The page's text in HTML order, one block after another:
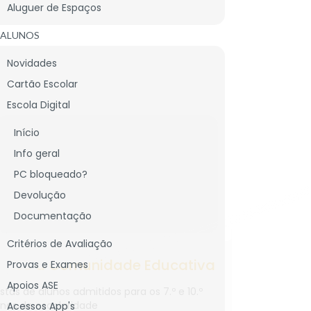
Aluguer de Espaços
ALUNOS
Novidades
Cartão Escolar
Escola Digital
Início
Info geral
PC bloqueado?
Devolução
Documentação
Critérios de Avaliação
Provas e Exames
Apoios ASE
Acessos App's
31
Aviso à Comunidade Educativa
Listas de alunos admitidos para os 7.º e 10.º
anos de escolaridade